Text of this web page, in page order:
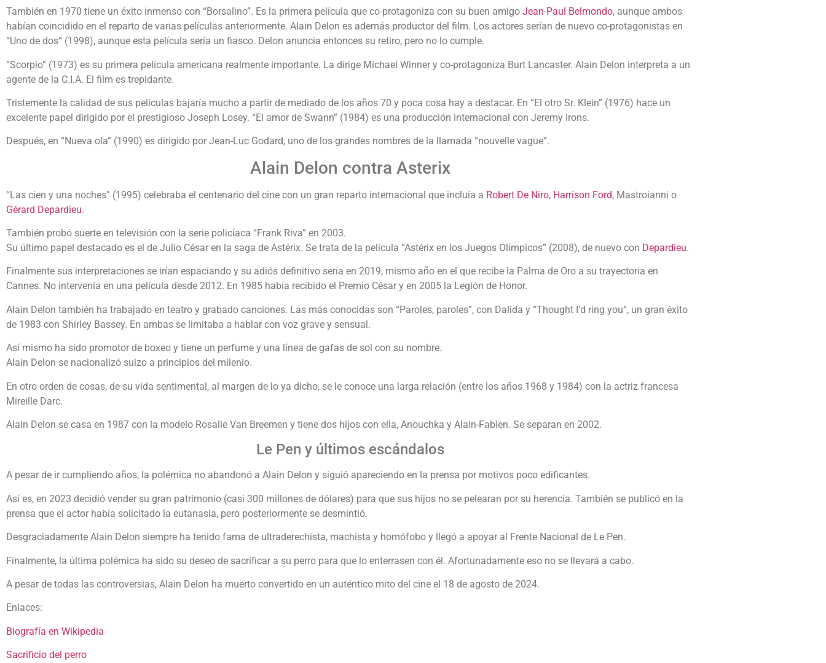
También en 1970 tiene un éxito inmenso con “Borsalino”. Es la primera película que co-protagoniza con su buen amigo Jean-Paul Belmondo, aunque ambos
habían coincidido en el reparto de varias películas anteriormente. Alain Delon es además productor del film. Los actores serían de nuevo co-protagonistas en
“Uno de dos” (1998), aunque esta película sería un fiasco. Delon anuncia entonces su retiro, pero no lo cumple.
“Scorpio” (1973) es su primera película americana realmente importante. La dirige Michael Winner y co-protagoniza Burt Lancaster. Alain Delon interpreta a un
agente de la C.I.A. El film es trepidante.
Tristemente la calidad de sus películas bajaría mucho a partir de mediado de los años 70 y poca cosa hay a destacar. En “El otro Sr. Klein” (1976) hace un
excelente papel dirigido por el prestigioso Joseph Losey. “El amor de Swann” (1984) es una producción internacional con Jeremy Irons.
Después, en “Nueva ola” (1990) es dirigido por Jean-Luc Godard, uno de los grandes nombres de la llamada “nouvelle vague”.
Alain Delon contra Asterix
“Las cien y una noches” (1995) celebraba el centenario del cine con un gran reparto internacional que incluía a Robert De Niro, Harrison Ford, Mastroianni o
Gérard Depardieu.
También probó suerte en televisión con la serie policíaca “Frank Riva” en 2003.
Su último papel destacado es el de Julio César en la saga de Astérix. Se trata de la película “Astérix en los Juegos Olímpicos” (2008), de nuevo con Depardieu.
Finalmente sus interpretaciones se irían espaciando y su adiós definitivo sería en 2019, mismo año en el que recibe la Palma de Oro a su trayectoria en
Cannes. No intervenía en una película desde 2012. En 1985 había recibido el Premio César y en 2005 la Legión de Honor.
Alain Delon también ha trabajado en teatro y grabado canciones. Las más conocidas son “Paroles, paroles”, con Dalida y “Thought I’d ring you”, un gran éxito
de 1983 con Shirley Bassey. En ambas se limitaba a hablar con voz grave y sensual.
Así mismo ha sido promotor de boxeo y tiene un perfume y una línea de gafas de sol con su nombre.
Alain Delon se nacionalizó suizo a principios del milenio.
En otro orden de cosas, de su vida sentimental, al margen de lo ya dicho, se le conoce una larga relación (entre los años 1968 y 1984) con la actriz francesa
Mireille Darc.
Alain Delon se casa en 1987 con la modelo Rosalie Van Breemen y tiene dos hijos con ella, Anouchka y Alain-Fabien. Se separan en 2002.
Le Pen y últimos escándalos
A pesar de ir cumpliendo años, la polémica no abandonó a Alain Delon y siguió apareciendo en la prensa por motivos poco edificantes.
Así es, en 2023 decidió vender su gran patrimonio (casi 300 millones de dólares) para que sus hijos no se pelearan por su herencia. También se publicó en la
prensa que el actor había solicitado la eutanasia, pero posteriormente se desmintió.
Desgraciadamente Alain Delon siempre ha tenido fama de ultraderechista, machista y homófobo y llegó a apoyar al Frente Nacional de Le Pen.
Finalmente, la última polémica ha sido su deseo de sacrificar a su perro para que lo enterrasen con él. Afortunadamente eso no se llevará a cabo.
A pesar de todas las controversias, Alain Delon ha muerto convertido en un auténtico mito del cine el 18 de agosto de 2024.
Enlaces:
Biografía en Wikipedia
Sacrificio del perro